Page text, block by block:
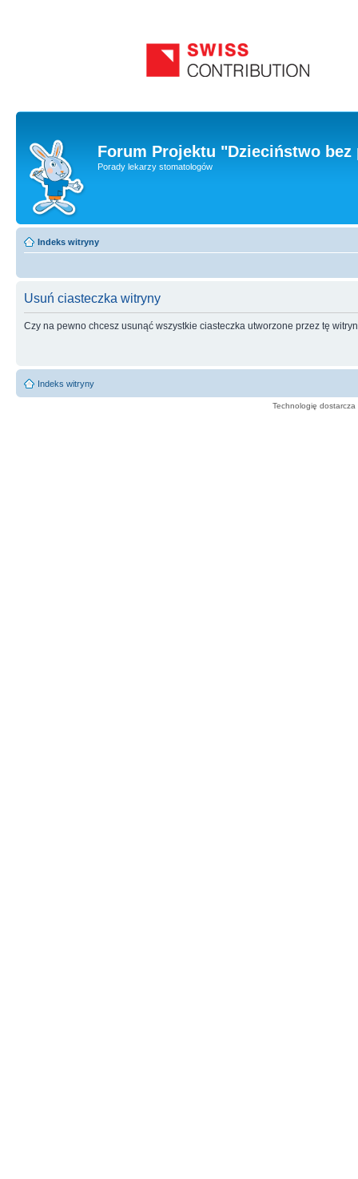
Forum Projektu "Dzieciństwo
Porady lekarzy stomatologów
Indeks witryny
Usuń ciasteczka witryny
Czy na pewno chcesz usunąć wszystkie ciasteczka utworzone przez tę
Indeks witryny
Technologię dostarcza